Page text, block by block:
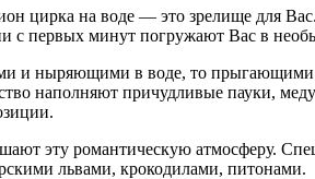
цирка на воде — это зрелище для
с первых минут погружают Вас в
ныряющими в воде, то прыгающими
наполняют причудливые пауки,
эту романтическую атмосферу.
львами, крокодилами, питонами.